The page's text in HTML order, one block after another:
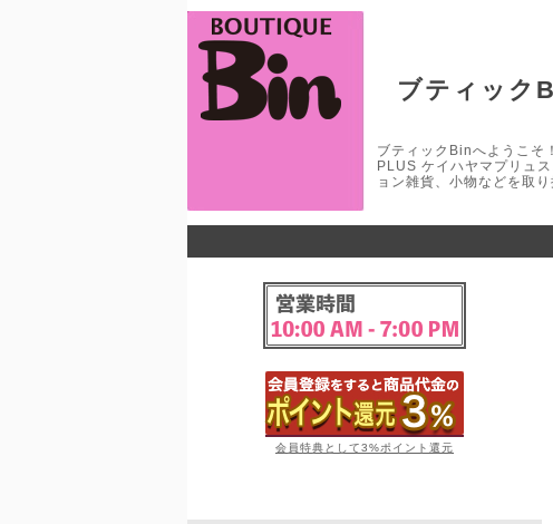
ブティック
ブティックBinへようこ
PLUS ケイハヤマプリュ
ョン雑貨、小物などを取
会員特典として3%ポイント還元